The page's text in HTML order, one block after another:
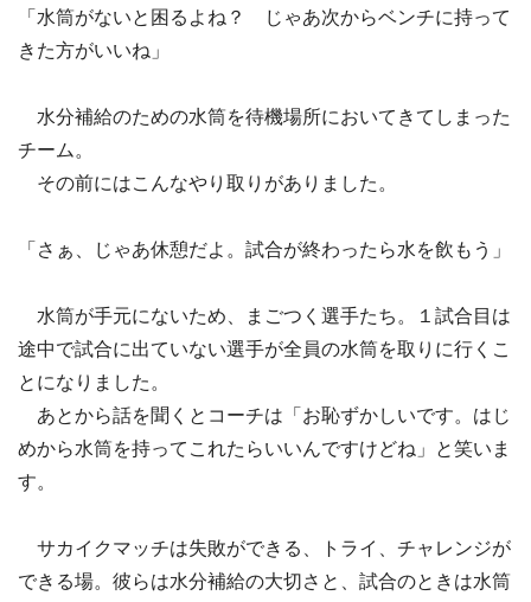
「水筒がないと困るよね？ じゃあ次からベンチに持って
きた方がいいね」
水分補給のための水筒を待機場所においてきてしまった
チーム。
その前にはこんなやり取りがありました。
「さぁ、じゃあ休憩だよ。試合が終わったら水を飲もう」
水筒が手元にないため、まごつく選手たち。１試合目は
途中で試合に出ていない選手が全員の水筒を取りに行くこ
とになりました。
あとから話を聞くとコーチは「お恥ずかしいです。はじ
めから水筒を持ってこれたらいいんですけどね」と笑いま
す。
サカイクマッチは失敗ができる、トライ、チャレンジが
できる場。彼らは水分補給の大切さと、試合のときは水筒